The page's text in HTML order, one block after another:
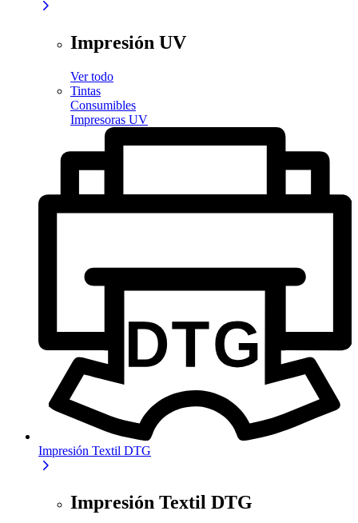
Impresión UV
Ver todo
Tintas
Consumibles
Impresoras UV
Impresión Textil DTG
Impresión Textil DTG